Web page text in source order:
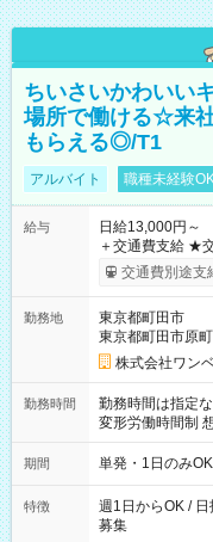
ちいさいかわいい
場所で働ける☆来
もらえる◎/T1
アルバイト 職種未経験
給与
日給13,000円～
＋交通費支給 ★交通費全額支給！ ┗案件により規定あり ★日払
いOK！（規定
ンビニATMから 日払
交通費別途支
勤務地
東京都町田市
東京都町田市原
株式会社ワン
勤務時間
勤務時間は指定
変形労働時間制 想定労働
～21：00
期間 単発・1日のみOK
特徴
週1日からOK /
募集